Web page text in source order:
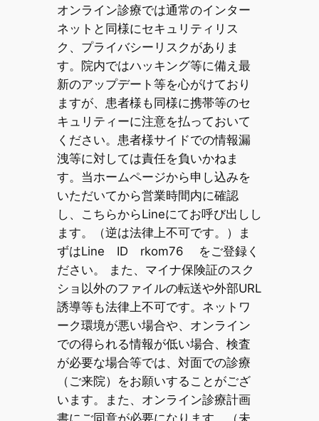
オンライン診療では通常のインター
ネットと同様にセキュリティリス
ク、プライバシーリスクがありま
す。院内ではハッキング等に備え最
新のアップデート等を心がけており
ますが、患者様も同様に携帯等のセ
キュリティーに注意を払っておいて
ください。患者様サイドでの情報漏
洩等に対しては責任を負いかねま
す。当ホームページから申し込みを
いただいてから営業時間内に確認
し、こちらからLineにてお呼び出しし
ます。（逆は法律上不可です。）ま
ずはLine ID rkom76 をご登録く
ださい。 また、マイナ保険証のスク
ショ以外のファイルの転送や外部URL
誘導等も法律上不可です。ネットワ
ーク環境が悪い場合や、オンライン
での得られる情報が低い場合、検査
が必要な場合等では、対面での診療
（ご来院）をお願いすることがござ
います。また、オンライン診療計画